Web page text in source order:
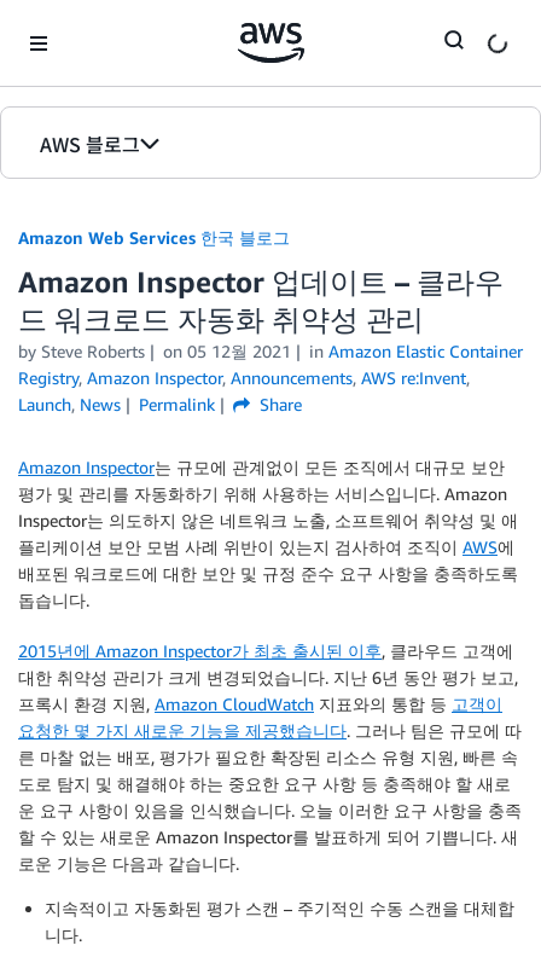
AWS 블로그
홈
에디션
Amazon Web Services 한국 블로그
Amazon Inspector 업데이트 – 클라우
드 워크로드 자동화 취약성 관리
by Steve Roberts on 05 12월 2021 in Amazon Elastic Container
Registry, Amazon Inspector, Announcements, AWS re:Invent,
Launch, News Permalink Share
Amazon Inspector는 규모에 관계없이 모든 조직에서 대규모 보안
평가 및 관리를 자동화하기 위해 사용하는 서비스입니다. Amazon
Inspector는 의도하지 않은 네트워크 노출, 소프트웨어 취약성 및 애
플리케이션 보안 모범 사례 위반이 있는지 검사하여 조직이 AWS에
배포된 워크로드에 대한 보안 및 규정 준수 요구 사항을 충족하도록
돕습니다.
2015년에 Amazon Inspector가 최초 출시된 이후, 클라우드 고객에
대한 취약성 관리가 크게 변경되었습니다. 지난 6년 동안 평가 보고,
프록시 환경 지원, Amazon CloudWatch 지표와의 통합 등 고객이
요청한 몇 가지 새로운 기능을 제공했습니다. 그러나 팀은 규모에 따
른 마찰 없는 배포, 평가가 필요한 확장된 리소스 유형 지원, 빠른 속
도로 탐지 및 해결해야 하는 중요한 요구 사항 등 충족해야 할 새로
운 요구 사항이 있음을 인식했습니다. 오늘 이러한 요구 사항을 충족
할 수 있는 새로운 Amazon Inspector를 발표하게 되어 기쁩니다. 새
로운 기능은 다음과 같습니다.
지속적이고 자동화된 평가 스캔 – 주기적인 수동 스캔을 대체합
니다.